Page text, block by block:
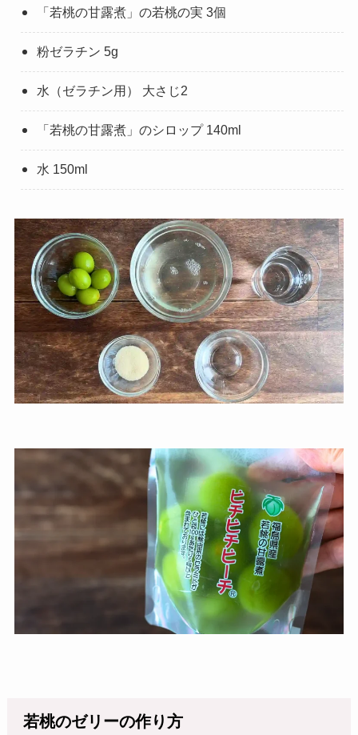
「若桃の甘露煮」の若桃の実 3個
粉ゼラチン 5g
水（ゼラチン用） 大さじ2
「若桃の甘露煮」のシロップ 140ml
水 150ml
若桃のゼリーの作り方